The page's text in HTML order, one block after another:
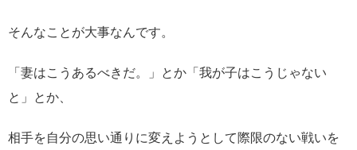
そんなことが大事なんです。
「妻はこうあるべきだ。」とか「我が子はこうじゃない
と」とか、
相手を自分の思い通りに変えようとして際限のない戦いを